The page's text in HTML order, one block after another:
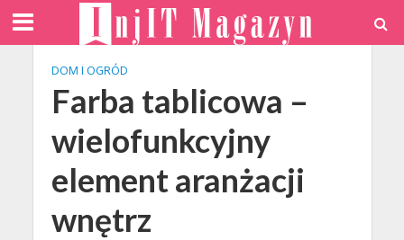
DOM I OGRÓD
Farba tablicowa –
wielofunkcyjny
element aranżacji
wnętrz